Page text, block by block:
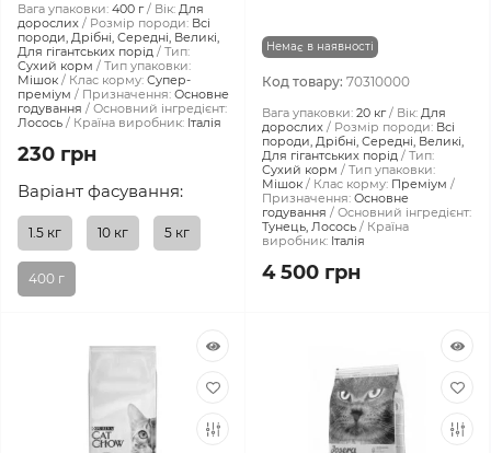
Вага упаковки: 400 г Вік: Для
дорослих
Розмір породи: Всі
породи, Дрібні, Середні, Великі,
Для гігантських порід
Тип:
Сухий корм
Тип упаковки:
Мішок
Клас корму: Супер-
преміум
Призначення: Основне
годування
Основний інгредієнт:
Лосось
Країна виробник: Італія
230 грн
Варіант фасування:
1.5 кг 10 кг 5 кг
400 г
Немає в наявності
Код товару: 70310000
Вага упаковки: 20 кг Вік: Для
дорослих
Розмір породи: Всі
породи, Дрібні, Середні, Великі,
Для гігантських порід
Тип:
Сухий корм
Тип упаковки:
Мішок
Клас корму: Преміум
Призначення: Основне
годування
Основний інгредієнт:
Тунець, Лосось
Країна
виробник: Італія
4 500 грн